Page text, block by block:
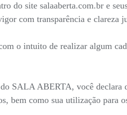
do site salaaberta.com.br e
com transparência e clareza
o intuito de realizar algum
SALA ABERTA, você
bem como sua utilização para